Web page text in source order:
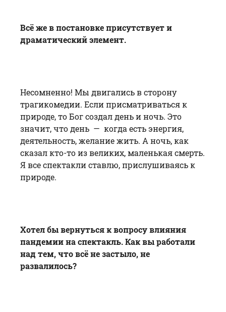
Всё же в постановке присутствует и
драматический элемент.
Несомненно! Мы двигались в сторону
трагикомедии. Если присматриваться к
природе, то Бог создал день и ночь. Это
значит, что день — когда есть энергия,
деятельность, желание жить. А ночь, как
сказал кто-то из великих, маленькая смерть.
Я все спектакли ставлю, прислушиваясь к
природе.
Хотел бы вернуться к вопросу влияния
пандемии на спектакль. Как вы работали
над тем, что всё не застыло, не
развалилось?